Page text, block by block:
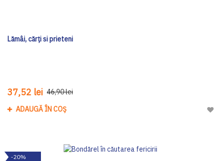
Lămâi, cărți si prieteni
37,52 lei 46,90 lei
ADAUGĂ ÎN COȘ
-20%